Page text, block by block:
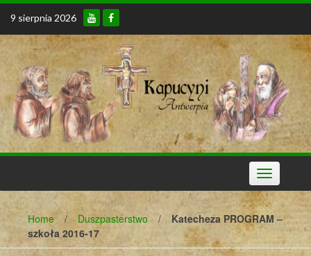
Skip
content
9 sierpnia 2026
Toggle
navigation
Home / Duszpasterstwo /
Katecheza PROGRAM –
szkoła 2016-17